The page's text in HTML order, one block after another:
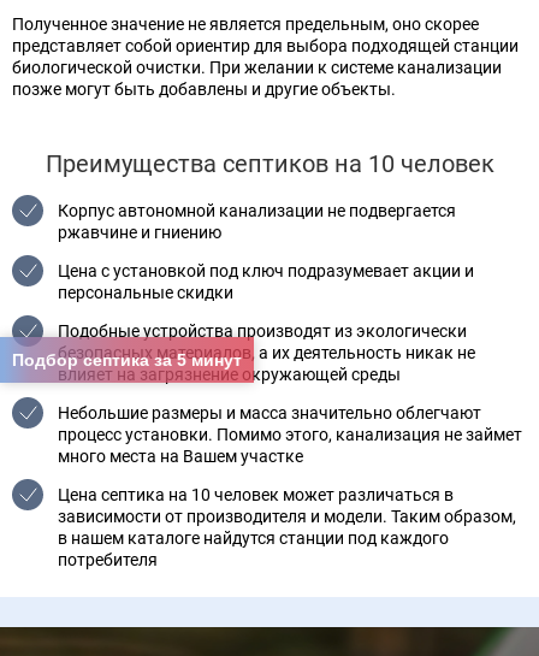
Полученное значение не является предельным, оно скорее
представляет собой ориентир для выбора подходящей станции
биологической очистки. При желании к системе канализации
позже могут быть добавлены и другие объекты.
Преимущества септиков на 10 человек
Корпус автономной канализации не подвергается
ржавчине и гниению
Цена с установкой под ключ подразумевает акции и
персональные скидки
Подобные устройства производят из экологически
безопасных материалов, а их деятельность никак не
влияет на загрязнение окружающей среды
Небольшие размеры и масса значительно облегчают
процесс установки. Помимо этого, канализация не займет
много места на Вашем участке
Цена септика на 10 человек может различаться в
зависимости от производителя и модели. Таким образом,
в нашем каталоге найдутся станции под каждого
потребителя
Подбор септика за 5 минут